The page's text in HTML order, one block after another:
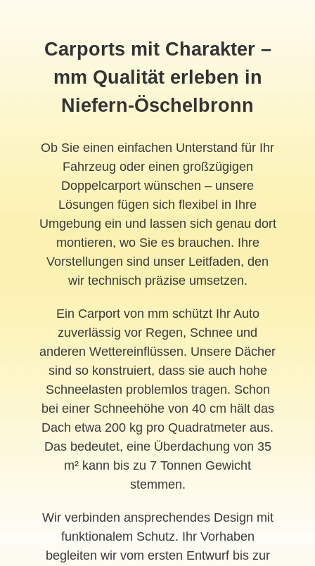
Carports mit Charakter –
mm Qualität erleben in
Niefern-Öschelbronn
Ob Sie einen einfachen Unterstand für Ihr
Fahrzeug oder einen großzügigen
Doppelcarport wünschen – unsere
Lösungen fügen sich flexibel in Ihre
Umgebung ein und lassen sich genau dort
montieren, wo Sie es brauchen. Ihre
Vorstellungen sind unser Leitfaden, den
wir technisch präzise umsetzen.
Ein Carport von mm schützt Ihr Auto
zuverlässig vor Regen, Schnee und
anderen Wettereinflüssen. Unsere Dächer
sind so konstruiert, dass sie auch hohe
Schneelasten problemlos tragen. Schon
bei einer Schneehöhe von 40 cm hält das
Dach etwa 200 kg pro Quadratmeter aus.
Das bedeutet, eine Überdachung von 35
m² kann bis zu 7 Tonnen Gewicht
stemmen.
Wir verbinden ansprechendes Design mit
funktionalem Schutz. Ihr Vorhaben
begleiten wir vom ersten Entwurf bis zur